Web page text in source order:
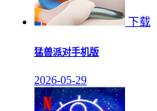
下载
猛兽派对手机版
2026-05-29